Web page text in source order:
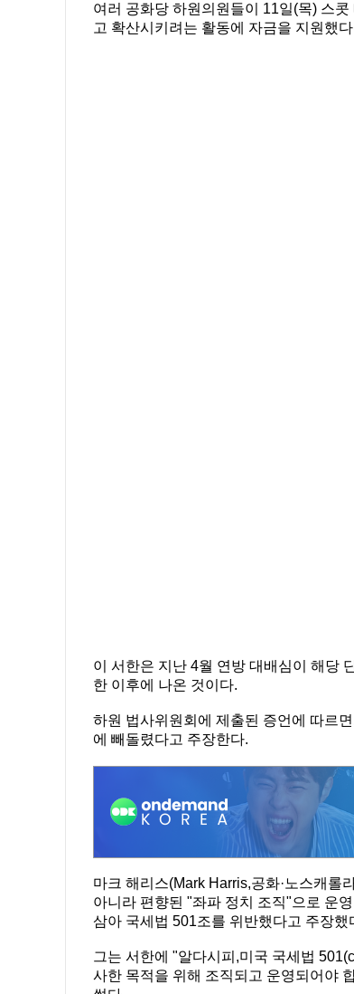
여러 공화당 하원의원들이 11일(목) 스
고 확산시키려는 활동에 자금을 지원했
이 서한은 지난 4월 연방 대배심이 해당
한 이후에 나온 것이다.
하원 법사위원회에 제출된 증언에 따르
에 빼돌렸다고 주장한다.
마크 해리스(Mark Harris,공화·노스캐롤
아니라 편향된 "좌파 정치 조직"으로 운
삼아 국세법 501조를 위반했다고 주장했
그는 서한에 "알다시피,미국 국세법
사한 목적을 위해 조직되고 운영되어야